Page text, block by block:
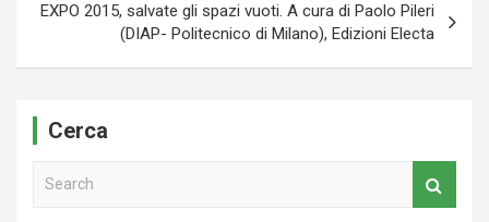
EXPO 2015, salvate gli spazi vuoti. A cura di Paolo Pileri
(DIAP- Politecnico di Milano), Edizioni Electa
Cerca